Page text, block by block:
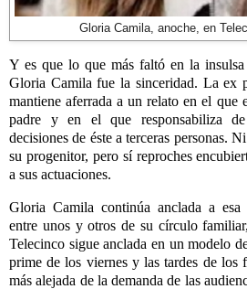
Gloria Camila, anoche, en
Y es que lo que más faltó en la
Gloria Camila fue la sinceridad. La ex
mantiene aferrada a un relato en el que
padre y en el que responsabiliza
decisiones de éste a terceras personas.
su progenitor, pero sí reproches
a sus actuaciones.
Gloria Camila continúa anclada a esa
entre unos y otros de su círculo
Telecinco sigue anclada en un modelo
prime de los viernes y las tardes de los
más alejada de la demanda de las